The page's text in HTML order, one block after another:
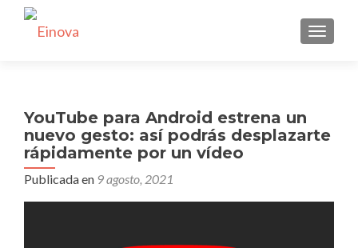
YouTube para Android estrena un
nuevo gesto: así podrás desplazarte
rápidamente por un vídeo
Publicada en 9 agosto, 2021